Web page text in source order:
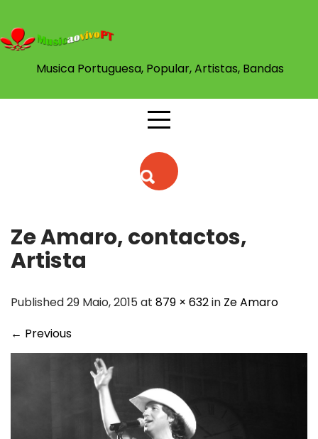
content
Musica Portuguesa, Popular, Artistas, Bandas
Ze Amaro, contactos,
Artista
Published 29 Maio, 2015 at 879 × 632in Ze Amaro
← Previous